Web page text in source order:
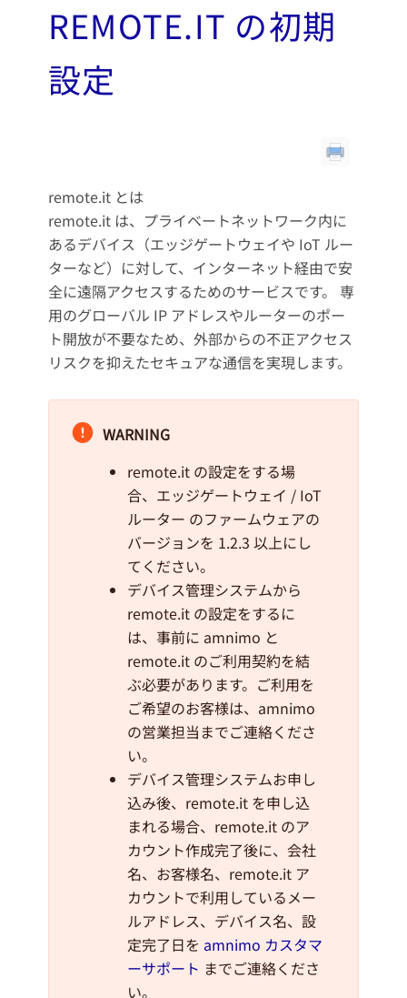
REMOTE.IT の初期
設定
remote.it とは
remote.it は、プライベートネットワーク内に
あるデバイス（エッジゲートウェイや IoT ルー
ターなど）に対して、インターネット経由で安
全に遠隔アクセスするためのサービスです。 専
用のグローバル IP アドレスやルーターのポー
ト開放が不要なため、外部からの不正アクセス
リスクを抑えたセキュアな通信を実現します。
WARNING
remote.it の設定をする場
合、エッジゲートウェイ / IoT
ルーター のファームウェアの
バージョンを 1.2.3 以上にし
てください。
デバイス管理システムから
remote.it の設定をするに
は、事前に amnimo と
remote.it のご利用契約を結
ぶ必要があります。ご利用を
ご希望のお客様は、amnimo
の営業担当までご連絡くださ
い。
デバイス管理システムお申し
込み後、remote.it を申し込
まれる場合、remote.it のア
カウント作成完了後に、会社
名、お客様名、remote.it ア
カウントで利用しているメー
ルアドレス、デバイス名、設
定完了日を amnimo カスタマ
ーサポート までご連絡くださ
い。